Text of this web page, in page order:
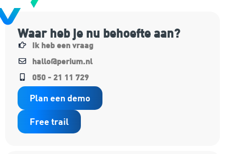
Waar heb je nu behoefte aan?
Ik heb een vraag
hallo@perium.nl
050 - 21 11 729
Plan een demo
Free trail